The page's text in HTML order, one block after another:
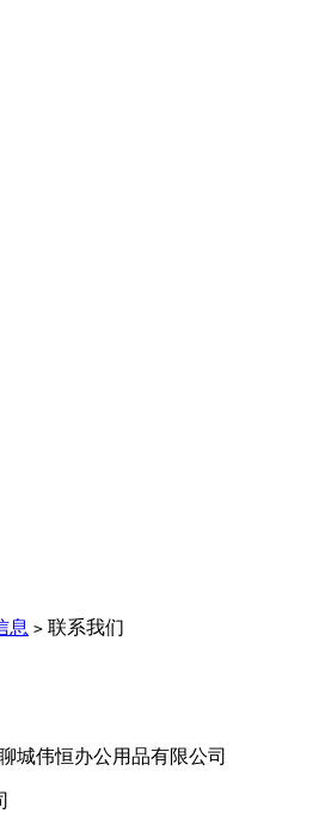
息 > 联系我们
城伟恒办公用品有限公司